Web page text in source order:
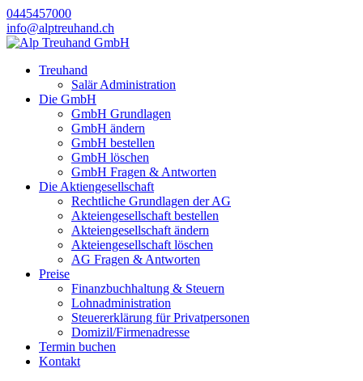
0445457000
info@alptreuhand.ch
Treuhand
Salär Administration
Die GmbH
GmbH Grundlagen
GmbH ändern
GmbH bestellen
GmbH löschen
GmbH Fragen & Antworten
Die Aktiengesellschaft
Rechtliche Grundlagen der AG
Akteiengesellschaft bestellen
Akteiengesellschaft ändern
Akteiengesellschaft löschen
AG Fragen & Antworten
Preise
Finanzbuchhaltung & Steuern
Lohnadministration
Steuererklärung für Privatpersonen
Domizil/Firmenadresse
Termin buchen
Kontakt